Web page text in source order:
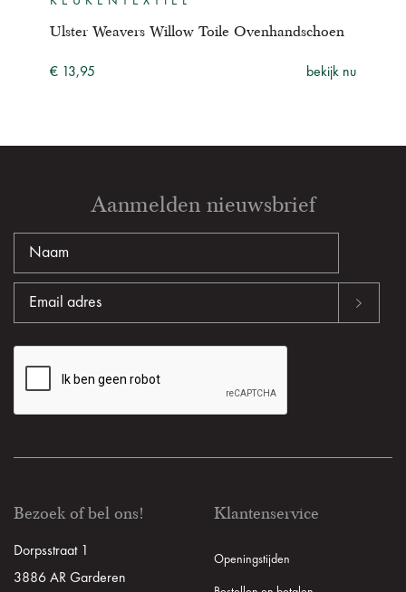
Ulster Weavers Willow Toile Ovenhandschoen
€ 13,95 bekijk nu
Aanmelden nieuwsbrief
Bezoek of bel ons!
Dorpsstraat 1
3886 AR Garderen
Klantenservice
Openingstijden